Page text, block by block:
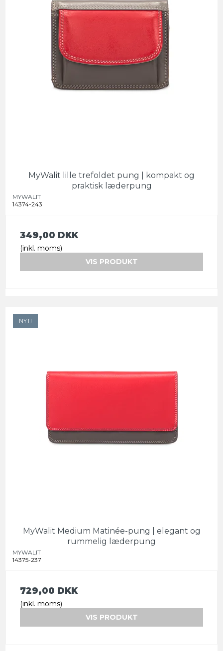
MyWalit lille trefoldet pung | kompakt og
praktisk læderpung
MYWALIT
14374-243
349,00 DKK
(inkl. moms)
VIS PRODUKT
NYT!
MyWalit Medium Matinée-pung | elegant og
rummelig læderpung
MYWALIT
14375-237
729,00 DKK
(inkl. moms)
VIS PRODUKT